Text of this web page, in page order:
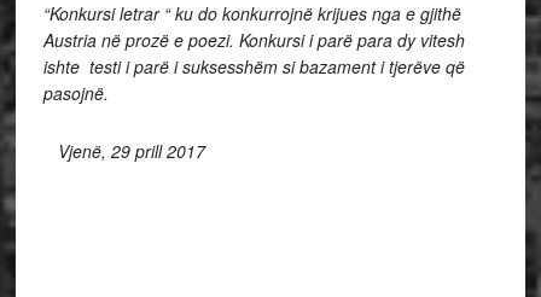
“Konkursi letrar “ ku do konkurrojnë krijues nga e gjithë
Austria në prozë e poezi. Konkursi i parë para dy vitesh
ishte testi i parë i suksesshëm si bazament i tjerëve që
pasojnë.
Vjenë, 29 prill 2017